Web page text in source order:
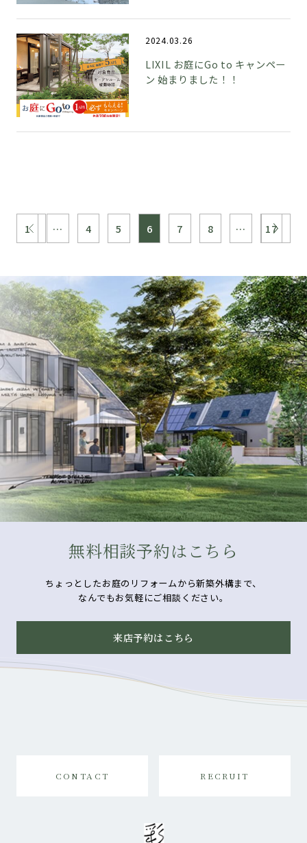
2024.03.26
LIXIL お庭にGo to キャンペー
ン 始まりました！！
1 … 4 5 6 7 8 … 17
無料相談予約はこちら
ちょっとしたお庭のリフォームから新築外構まで、
なんでもお気軽にご相談ください。
来店予約はこちら
CONTACT RECRUIT